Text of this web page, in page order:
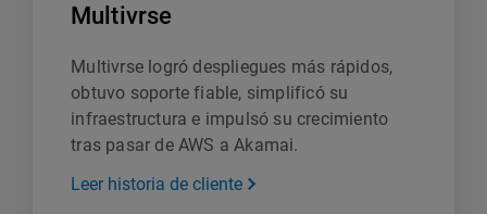
Multivrse
Multivrse logró despliegues más rápidos,
obtuvo soporte fiable, simplificó su
infraestructura e impulsó su crecimiento
tras pasar de AWS a Akamai.
Leer historia de cliente